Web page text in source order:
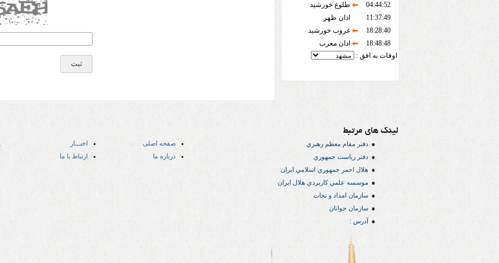
04:44:52
طلوع خورشید
11:37:49
اذان ظهر
18:28:40
غروب خورشید
18:48:48
اذان مغرب
اوقات به افق :
لینک های مرتبط
دفتر مقام معظم رهبري
دفتر رياست جمهوري
هلال احمر جمهوري اسلامي ايران
موسسه علمي كاربردي هلال ایران
سازمان امداد و نجات
سازمان جوانان
آدرس :
صفحه اصلی
اخبـــار
درباره ما
ارتباط با ما